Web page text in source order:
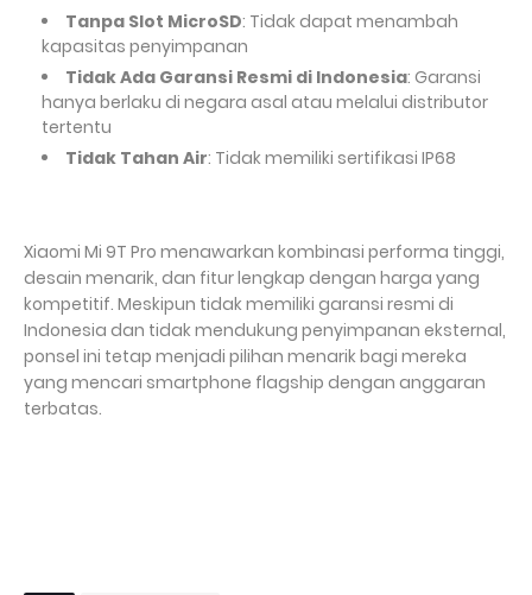
Tanpa Slot MicroSD: Tidak dapat menambah
kapasitas penyimpanan
Tidak Ada Garansi Resmi di Indonesia: Garansi
hanya berlaku di negara asal atau melalui distributor
tertentu
Tidak Tahan Air: Tidak memiliki sertifikasi IP68
Xiaomi Mi 9T Pro menawarkan kombinasi performa tinggi,
desain menarik, dan fitur lengkap dengan harga yang
kompetitif. Meskipun tidak memiliki garansi resmi di
Indonesia dan tidak mendukung penyimpanan eksternal,
ponsel ini tetap menjadi pilihan menarik bagi mereka
yang mencari smartphone flagship dengan anggaran
terbatas.